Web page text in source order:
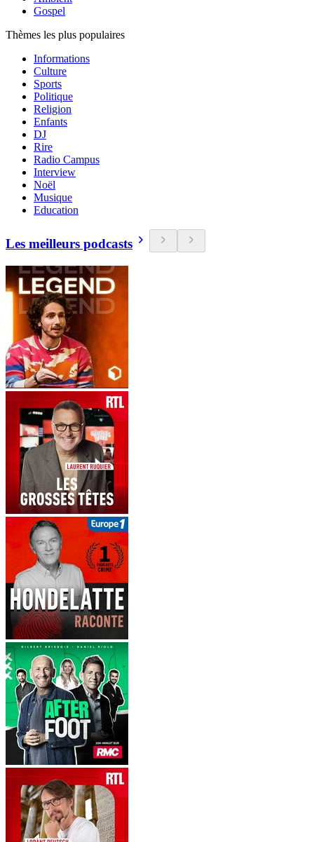
Gospel
Thèmes les plus populaires
Informations
Culture
Sports
Politique
Religion
Enfants
DJ
Rire
Radio Campus
Interview
Noël
Musique
Education
Les meilleurs podcasts